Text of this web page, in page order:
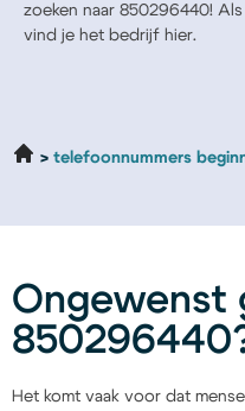
zoeken naar 850296440!
vind je het bedrijf hier.
telefoonnummers
Ongewenst
Het komt vaak voor dat